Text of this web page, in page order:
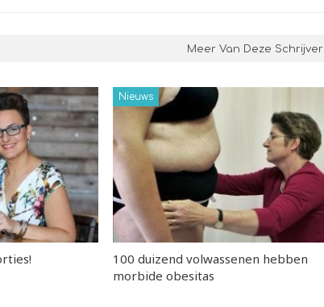
Meer Van Deze Schrijver
Nieuws
100 duizend volwassenen hebben
morbide obesitas